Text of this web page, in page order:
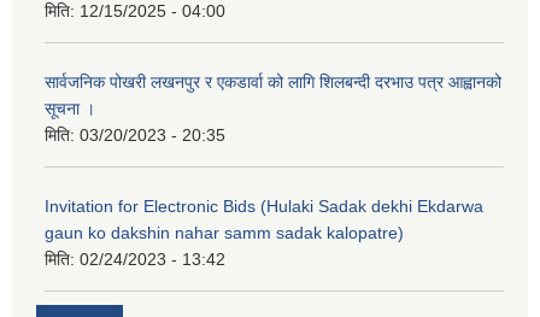
मिति: 12/15/2025 - 04:00
सार्वजनिक पोखरी लखनपुर र एकडार्वा को लागि शिलबन्दी दरभाउ पत्र आह्वानको
सूचना ।
मिति: 03/20/2023 - 20:35
Invitation for Electronic Bids (Hulaki Sadak dekhi Ekdarwa
gaun ko dakshin nahar samm sadak kalopatre)
मिति: 02/24/2023 - 13:42